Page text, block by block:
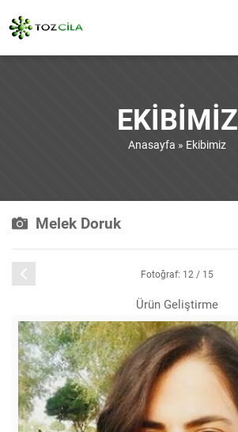
EKIBIMIZ
Anasayfa » Ekibimiz
Melek Doruk
Fotoğraf: 12 / 15
Ürün Geliştirme